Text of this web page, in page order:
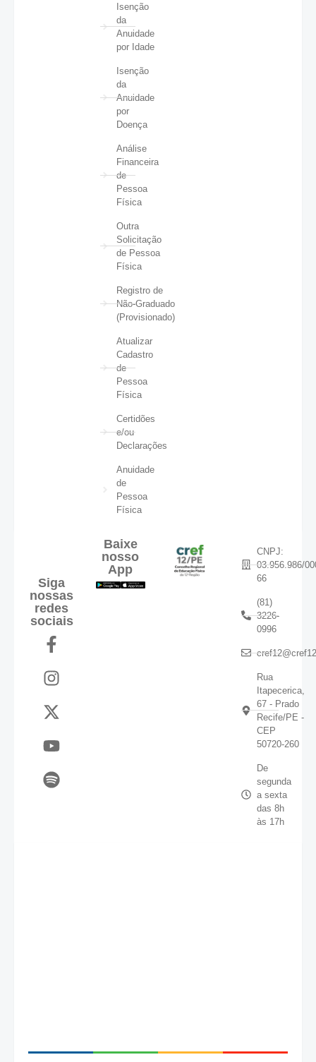
Isenção
da
Anuidade
por Idade
Isenção
da
Anuidade
por
Doença
Análise
Financeira
de
Pessoa
Física
Outra
Solicitação
de Pessoa
Física
Registro de
Não-Graduado
(Provisionado)
Atualizar
Cadastro
de
Pessoa
Física
Certidões
e/ou
Declarações
Anuidade
de
Pessoa
Física
Siga
nossas
redes
sociais
Baixe
nosso
App
CNPJ:
03.956.986/
66
(81)
3226-
0996
Rua
Itapecerica,
67 - Prado
Recife/PE -
CEP
50720-260
De
segunda
a sexta
das 8h
às 17h